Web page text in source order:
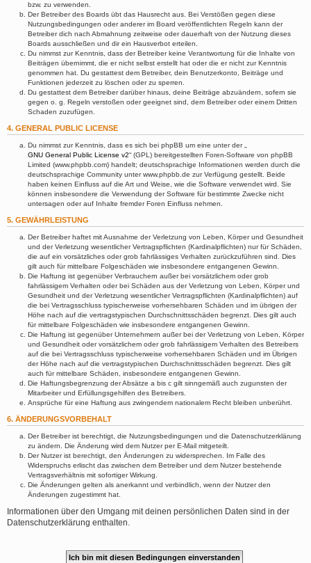
bzw. zu verwenden.
Der Betreiber des Boards übt das Hausrecht aus. Bei Verstößen gegen diese
Nutzungsbedingungen oder anderer im Board veröffentlichten Regeln kann der
Betreiber dich nach Abmahnung zeitweise oder dauerhaft von der Nutzung dieses
Boards ausschließen und dir ein Hausverbot erteilen.
Du nimmst zur Kenntnis, dass der Betreiber keine Verantwortung für die Inhalte von
Beiträgen übernimmt, die er nicht selbst erstellt hat oder die er nicht zur Kenntnis
genommen hat. Du gestattest dem Betreiber, dein Benutzerkonto, Beiträge und
Funktionen jederzeit zu löschen oder zu sperren.
Du gestattest dem Betreiber darüber hinaus, deine Beiträge abzuändern, sofern sie
gegen o. g. Regeln verstoßen oder geeignet sind, dem Betreiber oder einem Dritten
Schaden zuzufügen.
4. GENERAL PUBLIC LICENSE
Du nimmst zur Kenntnis, dass es sich bei phpBB um eine unter der „
GNU General Public License v2“ (GPL) bereitgestellten Foren-Software von phpBB
Limited (www.phpbb.com) handelt; deutschsprachige Informationen werden durch die
deutschsprachige Community unter www.phpbb.de zur Verfügung gestellt. Beide
haben keinen Einfluss auf die Art und Weise, wie die Software verwendet wird. Sie
können insbesondere die Verwendung der Software für bestimmte Zwecke nicht
untersagen oder auf Inhalte fremder Foren Einfluss nehmen.
5. GEWÄHRLEISTUNG
Der Betreiber haftet mit Ausnahme der Verletzung von Leben, Körper und Gesundheit
und der Verletzung wesentlicher Vertragspflichten (Kardinalpflichten) nur für Schäden,
die auf ein vorsätzliches oder grob fahrlässiges Verhalten zurückzuführen sind. Dies
gilt auch für mittelbare Folgeschäden wie insbesondere entgangenen Gewinn.
Die Haftung ist gegenüber Verbrauchern außer bei vorsätzlichem oder grob
fahrlässigem Verhalten oder bei Schäden aus der Verletzung von Leben, Körper und
Gesundheit und der Verletzung wesentlicher Vertragspflichten (Kardinalpflichten) auf
die bei Vertragsschluss typischerweise vorhersehbaren Schäden und im übrigen der
Höhe nach auf die vertragstypischen Durchschnittsschäden begrenzt. Dies gilt auch
für mittelbare Folgeschäden wie insbesondere entgangenen Gewinn.
Die Haftung ist gegenüber Unternehmern außer bei der Verletzung von Leben, Körper
und Gesundheit oder vorsätzlichem oder grob fahrlässigem Verhalten des Betreibers
auf die bei Vertragsschluss typischerweise vorhersehbaren Schäden und im Übrigen
der Höhe nach auf die vertragstypischen Durchschnittsschäden begrenzt. Dies gilt
auch für mittelbare Schäden, insbesondere entgangenen Gewinn.
Die Haftungsbegrenzung der Absätze a bis c gilt sinngemäß auch zugunsten der
Mitarbeiter und Erfüllungsgehilfen des Betreibers.
Ansprüche für eine Haftung aus zwingendem nationalem Recht bleiben unberührt.
6. ÄNDERUNGSVORBEHALT
Der Betreiber ist berechtigt, die Nutzungsbedingungen und die Datenschutzerklärung
zu ändern. Die Änderung wird dem Nutzer per E-Mail mitgeteilt.
Der Nutzer ist berechtigt, den Änderungen zu widersprechen. Im Falle des
Widerspruchs erlischt das zwischen dem Betreiber und dem Nutzer bestehende
Vertragsverhältnis mit sofortiger Wirkung.
Die Änderungen gelten als anerkannt und verbindlich, wenn der Nutzer den
Änderungen zugestimmt hat.
Informationen über den Umgang mit deinen persönlichen Daten sind in der
Datenschutzerklärung enthalten.